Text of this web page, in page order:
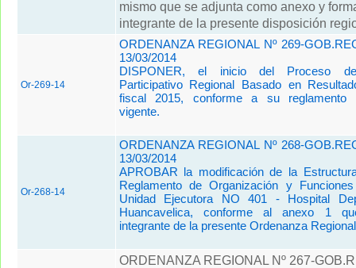
mismo que se adjunta como anexo y
integrante de la presente disposición
Or-269-14
ORDENANZA REGIONAL Nº 269-
13/03/2014
DISPONER, el inicio del Proceso
Participativo Regional Basado en
fiscal 2015, conforme a su reglamento
vigente.
Or-268-14
ORDENANZA REGIONAL Nº 268-
13/03/2014
APROBAR la modificación de la
Reglamento de Organización y
Unidad Ejecutora NO 401 - Hospital
Huancavelica, conforme al anexo 1
integrante de la presente Ordenanza
ORDENANZA REGIONAL Nº 267-